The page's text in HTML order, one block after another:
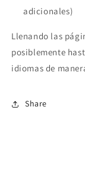
adicionales)
Llenando las
posiblemente
idiomas de
Share